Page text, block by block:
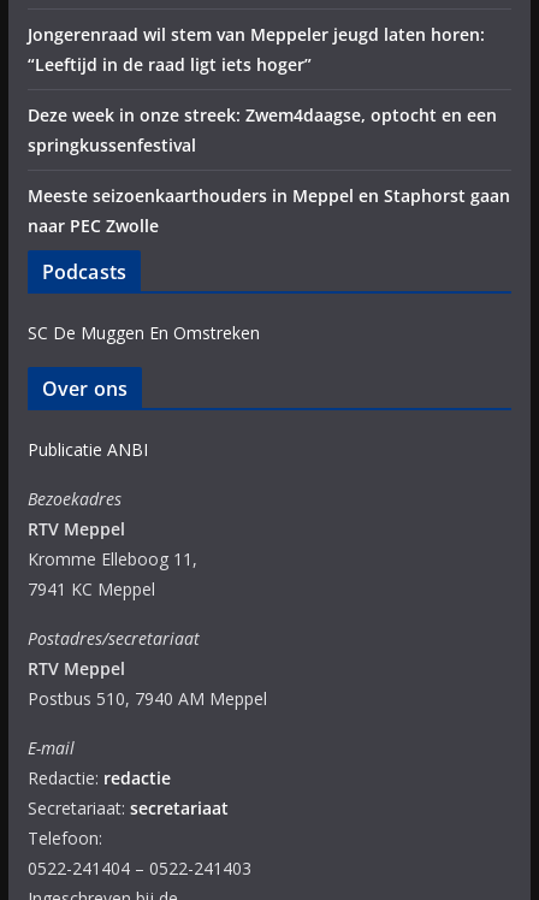
Jongerenraad wil stem van Meppeler jeugd laten horen:
“Leeftijd in de raad ligt iets hoger”
Deze week in onze streek: Zwem4daagse, optocht en een
springkussenfestival
Meeste seizoenkaarthouders in Meppel en Staphorst gaan
naar PEC Zwolle
Podcasts
SC De Muggen En Omstreken
Over ons
Publicatie ANBI
Bezoekadres
RTV Meppel
Kromme Elleboog 11,
7941 KC Meppel
Postadres/secretariaat
RTV Meppel
Postbus 510, 7940 AM Meppel
E-mail
Redactie: redactie
Secretariaat: secretariaat
Telefoon:
0522-241404 – 0522-241403